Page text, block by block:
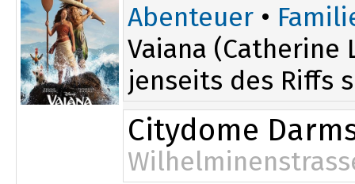
Abenteuer •
Vaiana
jenseits des Riffs
Citydome